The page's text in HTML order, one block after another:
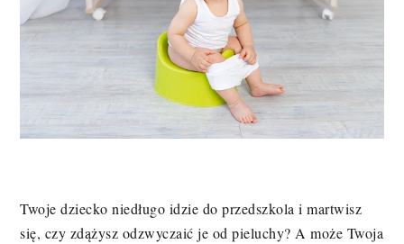
Twoje dziecko niedługo idzie do przedszkola i martwisz
się, czy zdążysz odzwyczaić je od pieluchy? A może Twoja